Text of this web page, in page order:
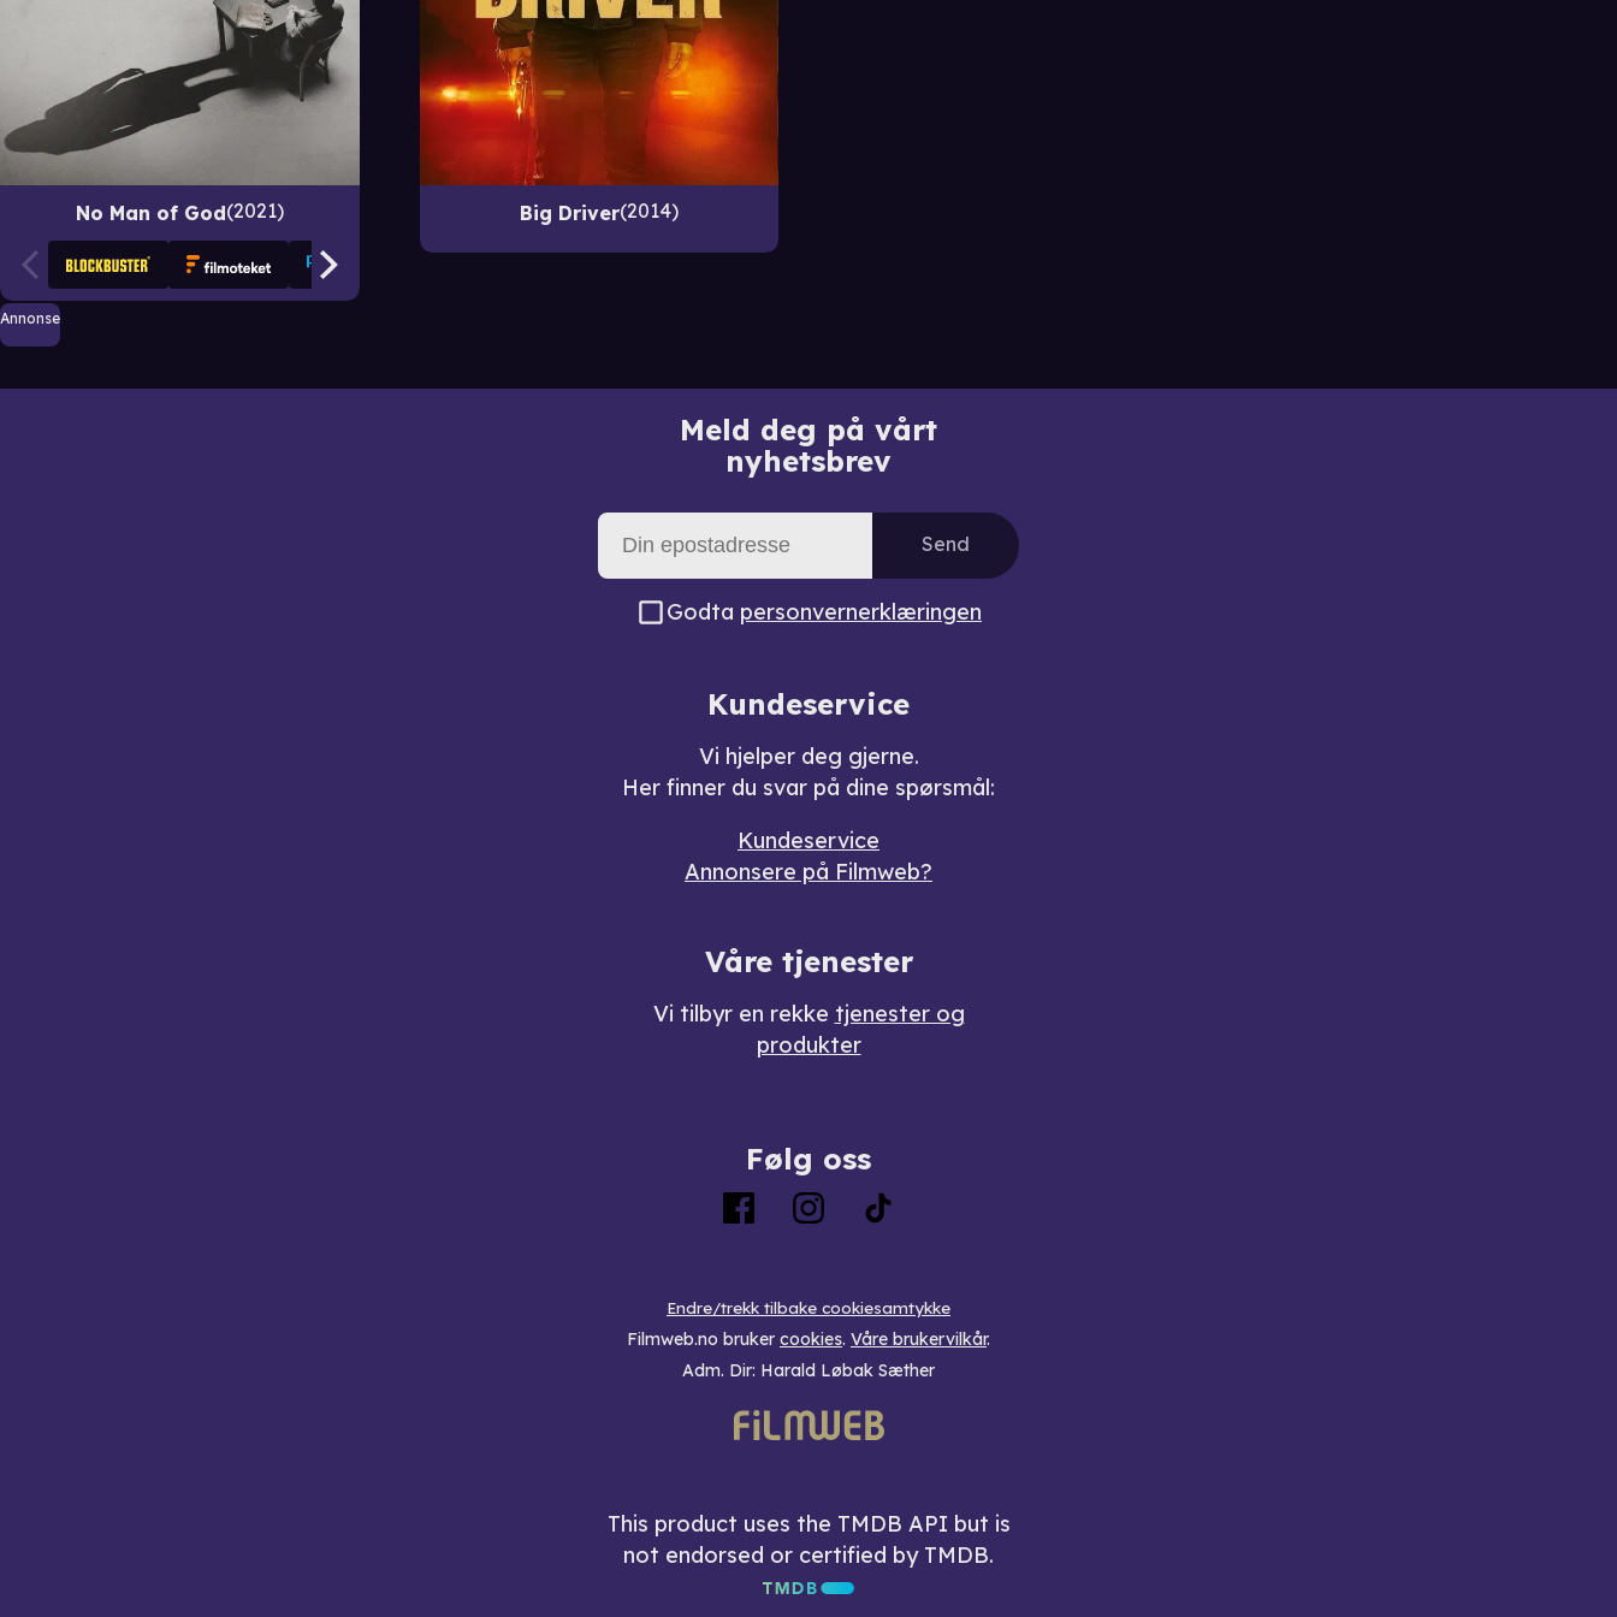
No Man of God 2021 Big Driver 2014
Annonse
Meld deg på vårt
nyhetsbrev
Send
Godta personvernerklæringen
Kundeservice
Vi hjelper deg gjerne.
Her finner du svar på dine spørsmål:
Kundeservice
Annonsere på Filmweb?
Våre tjenester
Vi tilbyr en rekke tjenester og
produkter
Følg oss
Endre/trekk tilbake cookiesamtykke
Filmweb.no bruker cookies. Våre brukervilkår.
Adm. Dir: Harald Løbak Sæther
This product uses the TMDB API but is
not endorsed or certified by TMDB.